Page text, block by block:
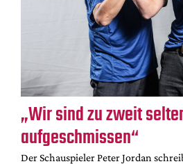
„Wir sind zu zweit
aufgeschmissen“
Der Schauspieler Peter Jordan